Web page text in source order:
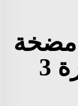
مضخة
بئر غاطسة قدرة 3